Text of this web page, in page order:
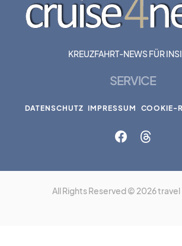
KREUZFAHRT-NEWS FÜR
SERVICE
DATENSCHUTZ IMPRESSUM COOKIE-
All Rights Reserved © 2026